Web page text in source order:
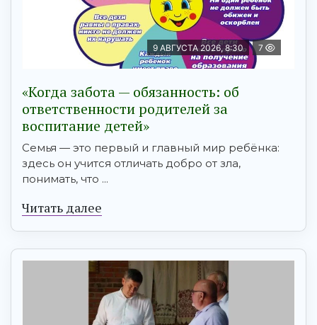
9 АВГУСТА 2026, 8:30 7
«Когда забота — обязанность: об
ответственности родителей за
воспитание детей»
Семья — это первый и главный мир ребёнка:
здесь он учится отличать добро от зла,
понимать, что ...
Читать далее